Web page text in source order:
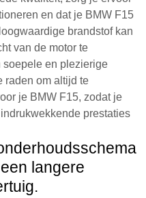
en dat je BMW F15
brandstof kan
van de motor te
soepele en plezierige
raden om altijd te
je BMW F15, zodat je
prestaties
langere